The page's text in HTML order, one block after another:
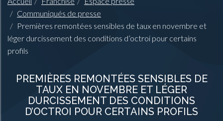
Communiqués de presse
Premières remontées sensibles de taux en novembre et
léger durcissement des conditions d’octroi pour certains
profils
PREMIÈRES REMONTÉES SENSIBLES DE
TAUX EN NOVEMBRE ET LÉGER
DURCISSEMENT DES CONDITIONS
D’OCTROI POUR CERTAINS PROFILS